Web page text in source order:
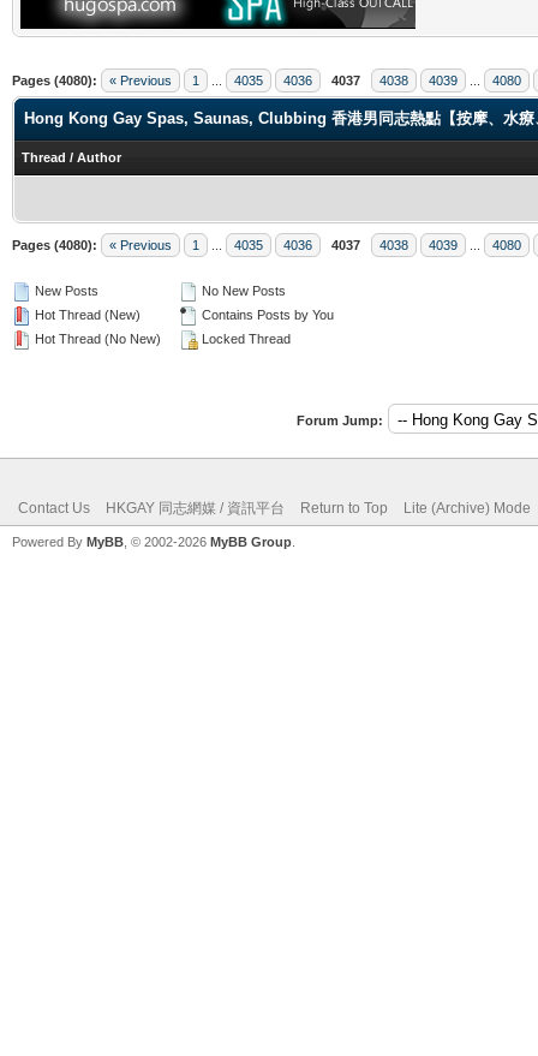
Pages (4080): « Previous 1 4035 4036 4037 4038 4039 4080
Hong Kong Gay Spas, Saunas, Clubbing 香港男同志熱點【按摩、水療
Thread / Author
Pages (4080): « Previous 1 4035 4036 4037 4038 4039 4080
New Posts
Hot Thread (New)
Hot Thread (No New)
No New Posts
Contains Posts by You
Locked Thread
Forum Jump:
Contact Us HKGAY 同志網媒 / 資訊平台 Return to Top Lite (Archive) Mode
Powered By MyBB , © 2002-2026 MyBB Group